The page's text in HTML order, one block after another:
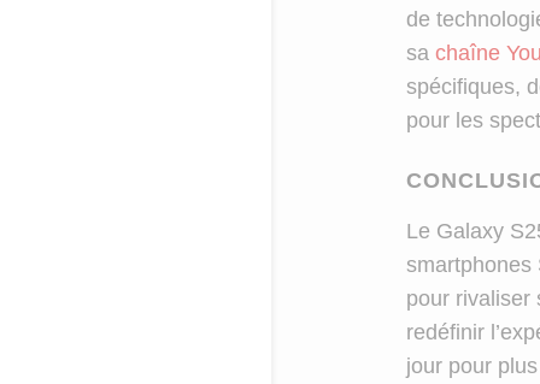
de
sa chaîne
spécifiques,
pour les
Le Galaxy
smartphones
pour rivaliser
redéfinir
jour pour